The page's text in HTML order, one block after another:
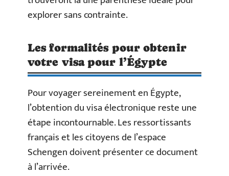
explorer sans contrainte.
Les formalités pour obtenir
votre visa pour l’Égypte
Pour voyager sereinement en Égypte,
l’obtention du visa électronique reste une
étape incontournable. Les ressortissants
français et les citoyens de l’espace
Schengen doivent présenter ce document
à l’arrivée.